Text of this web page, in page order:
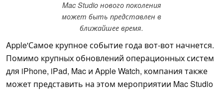
Mac Studio нового поколения
может быть представлен в
ближайшее время.
Apple'Самое крупное событие года вот-вот начнется.
Помимо крупных обновлений операционных систем
для iPhone, iPad, Mac и Apple Watch, компания также
может представить на этом мероприятии Mac Studio